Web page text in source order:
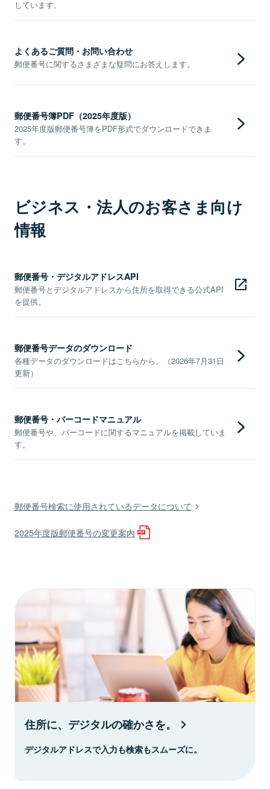
しています。
よくあるご質問・お問い合わせ
郵便番号に関するさまざまな疑問にお答えします。
郵便番号簿PDF（2025年度版）
2025年度版郵便番号簿をPDF形式でダウンロードできま
す。
ビジネス・法人のお客さま向け
情報
郵便番号・デジタルアドレスAPI
郵便番号とデジタルアドレスから住所を取得できる公式API
を提供。
郵便番号データのダウンロード
各種データのダウンロードはこちらから。（2026年7月31日
更新）
郵便番号・バーコードマニュアル
郵便番号や、バーコードに関するマニュアルを掲載していま
す。
郵便番号検索に使用されているデータについて
2025年度版郵便番号の変更案内
住所に、デジタルの確かさを。
デジタルアドレスで入力も検索もスムーズに。